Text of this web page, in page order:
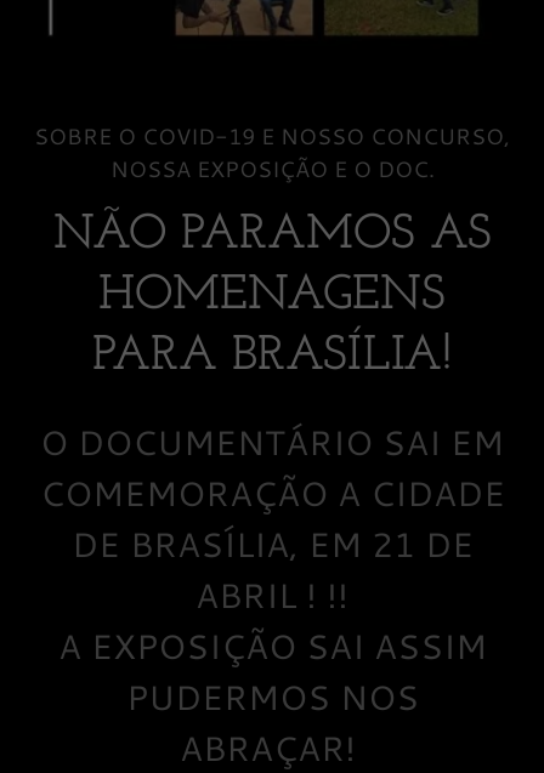
SOBRE O COVID-19 E NOSSO CONCURSO,
NOSSA EXPOSIÇÃO E O DOC.
NÃO PARAMOS AS
HOMENAGENS
PARA BRASÍLIA!
O DOCUMENTÁRIO SAI EM
COMEMORAÇÃO A CIDADE
DE BRASÍLIA, EM 21 DE
ABRIL ! !!
A EXPOSIÇÃO SAI ASSIM
PUDERMOS NOS
ABRAÇAR!